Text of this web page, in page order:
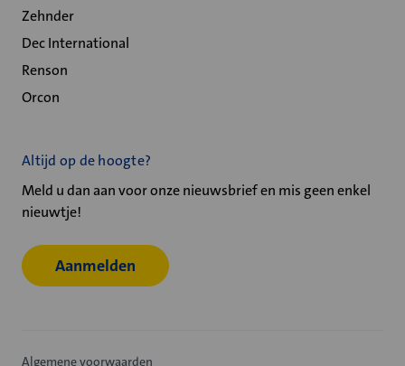
Zehnder
Dec International
Renson
Orcon
Altijd op de hoogte?
Meld u dan aan voor onze nieuwsbrief en mis geen enkel
nieuwtje!
Aanmelden
Algemene voorwaarden